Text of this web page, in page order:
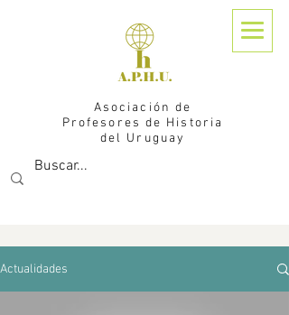
Asociación de
Profesores de Historia
del Uruguay
Actualidades